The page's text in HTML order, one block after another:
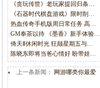
《贪玩传世》老玩家提回归条…
《石器时代棋盘游戏》限时削…
热血传奇手机版周日常任务 高…
GM奉茶以待 《墨香》新手体验…
倚天Ⅱ休闲时光 狂颠星期五与…
陈晓东即将当爸心情好 盼带娃…
上一条新闻： 网游哪类你最爱